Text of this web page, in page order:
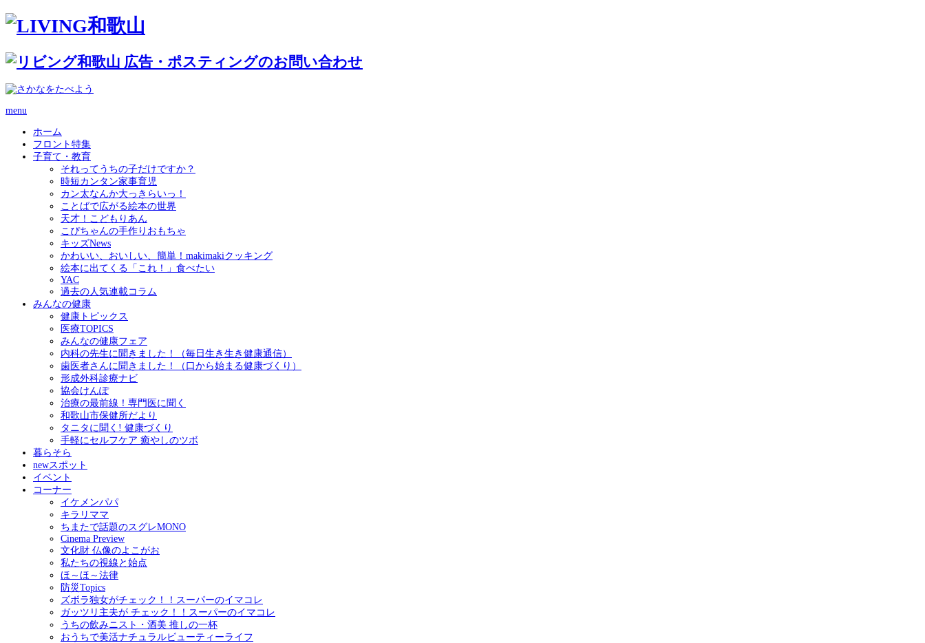
menu
ホーム
フロント特集
子育て・教育
それってうちの子だけですか？
時短カンタン家事育児
カン太なんか大っきらいっ！
ことばで広がる絵本の世界
天才！こどもりあん
こぴちゃんの手作りおもちゃ
キッズNews
かわいい、おいしい、簡単！makimakiクッキング
絵本に出てくる「これ！」食べたい
YAC
過去の人気連載コラム
みんなの健康
健康トピックス
医療TOPICS
みんなの健康フェア
内科の先生に聞きました！（毎日生き生き健康通信）
歯医者さんに聞きました！（口から始まる健康づくり）
形成外科診療ナビ
協会けんぽ
治療の最前線！専門医に聞く
和歌山市保健所だより
タニタに聞く! 健康づくり
手軽にセルフケア 癒やしのツボ
暮らそら
newスポット
イベント
コーナー
イケメンパパ
キラリママ
ちまたで話題のスグレMONO
Cinema Preview
文化財 仏像のよこがお
私たちの視線と始点
ほ～ほ～法律
防災Topics
ズボラ独女がチェック！！スーパーのイマコレ
ガッツリ主夫が チェック！！スーパーのイマコレ
うちの飲みニスト・酒美 推しの一杯
おうちで美活ナチュラルビューティーライフ